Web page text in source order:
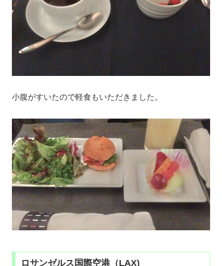
小腹がすいたので軽食もいただきました。
ロサンゼルス国際空港（LAX)